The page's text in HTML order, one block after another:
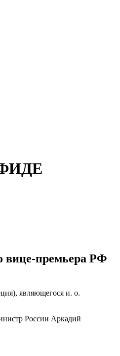
ФИДЕ
вице-премьера РФ
являющегося и. о.
России Аркадий